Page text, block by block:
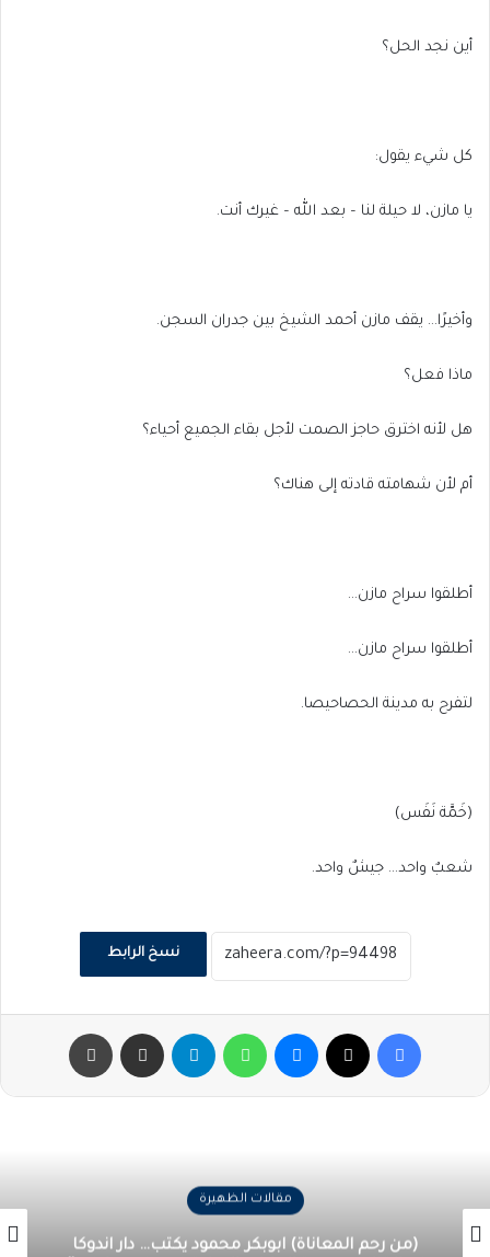
أين نجد الحل؟
كل شيء يقول:
يا مازن، لا حيلة لنا – بعد الله – غيرك أنت.
وأخيرًا… يقف مازن أحمد الشيخ بين جدران السجن.
ماذا فعل؟
هل لأنه اخترق حاجز الصمت لأجل بقاء الجميع أحياء؟
أم لأن شهامته قادته إلى هناك؟
أطلقوا سراح مازن…
أطلقوا سراح مازن…
لتفرح به مدينة الحصاحيصا.
(خَمَّة نَفَس)
شعبٌ واحد… جيشٌ واحد.
نسخ الرابط
فيسبوك ماسنجر واتساب تيلقرام مشاركة عبر البريد
مقالات الظهيرة
(من رحم المعاناة) ابوبكر محمود يكتب… دار اندوكا